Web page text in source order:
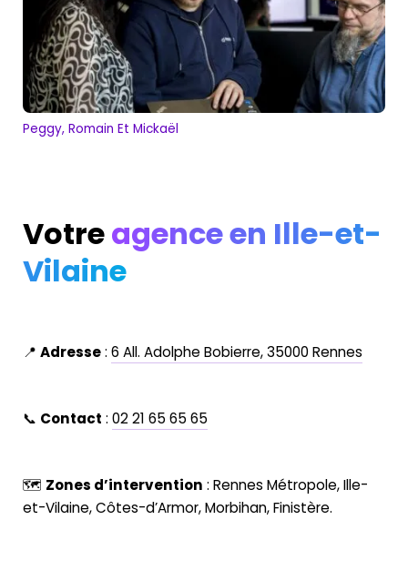
Peggy, Romain Et Mickaël
Votreagence en Ille-et-
Vilaine
📍 Adresse : 6 All. Adolphe Bobierre, 35000 Rennes
📞 Contact : 02 21 65 65 65
🗺️ Zones d’intervention : Rennes Métropole, Ille-
et-Vilaine, Côtes-d’Armor, Morbihan, Finistère.